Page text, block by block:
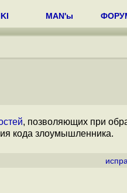
MAN'ы
, позволяющих при
кода злоумышленника.